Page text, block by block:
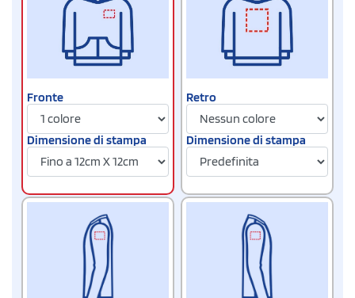
Fronte
Dimensione di stampa
Retro
Dimensione di stampa